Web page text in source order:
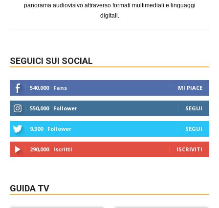
panorama audiovisivo attraverso formati multimediali e linguaggi
digitali.
SEGUICI SUI SOCIAL
540,000 Fans MI PIACE
550,000 Follower SEGUI
9,300 Follower SEGUI
290,000 Iscritti ISCRIVITI
GUIDA TV